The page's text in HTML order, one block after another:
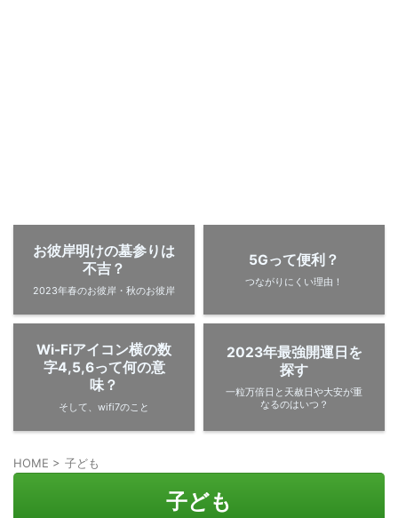
お彼岸明けの墓参りは
不吉？
2023年春のお彼岸・秋のお彼岸
5Gって便利？
つながりにくい理由！
Wi-Fiアイコン横の数
字4,5,6って何の意
味？
そして、wifi7のこと
2023年最強開運日を
探す
一粒万倍日と天赦日や大安が重
なるのはいつ？
HOME > 子ども
子ども